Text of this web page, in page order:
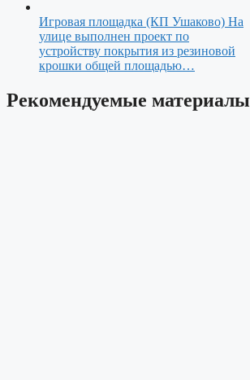
Игровая площадка (КП Ушаково) На
улице выполнен проект по
устройству покрытия из резиновой
крошки общей площадью…
Рекомендуемые материалы